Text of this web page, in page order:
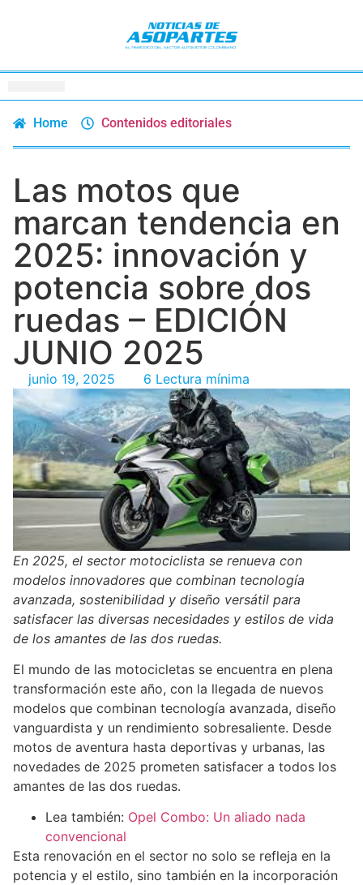
Home Contenidos editoriales
Las motos que
marcan tendencia en
2025: innovación y
potencia sobre dos
ruedas – EDICIÓN
JUNIO 2025
junio 19, 2025 6 Lectura mínima
En 2025, el sector motociclista se renueva con
modelos innovadores que combinan tecnología
avanzada, sostenibilidad y diseño versátil para
satisfacer las diversas necesidades y estilos de vida
de los amantes de las dos ruedas.
El mundo de las motocicletas se encuentra en plena
transformación este año, con la llegada de nuevos
modelos que combinan tecnología avanzada, diseño
vanguardista y un rendimiento sobresaliente. Desde
motos de aventura hasta deportivas y urbanas, las
novedades de 2025 prometen satisfacer a todos los
amantes de las dos ruedas.
Lea también: Opel Combo: Un aliado nada
convencional
Esta renovación en el sector no solo se refleja en la
potencia y el estilo, sino también en la incorporación